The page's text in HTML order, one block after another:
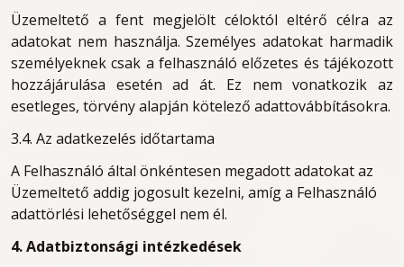
Üzemeltető a fent megjelölt céloktól eltérő célra az
adatokat nem használja. Személyes adatokat harmadik
személyeknek csak a felhasználó előzetes és tájékozott
hozzájárulása esetén ad át. Ez nem vonatkozik az
esetleges, törvény alapján kötelező adattovábbításokra.
3.4. Az adatkezelés időtartama
A Felhasználó által önkéntesen megadott adatokat az
Üzemeltető addig jogosult kezelni, amíg a Felhasználó
adattörlési lehetőséggel nem él.
4. Adatbiztonsági intézkedések